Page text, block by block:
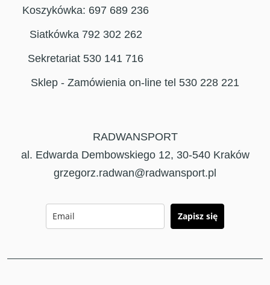
Koszykówka: 697 689 236
Siatkówka 792 302 262
Sekretariat 530 141 716
Sklep - Zamówienia on-line tel 530 228 221
RADWANSPORT
al. Edwarda Dembowskiego 12, 30-540 Kraków
grzegorz.radwan@radwansport.pl
Zapisz się